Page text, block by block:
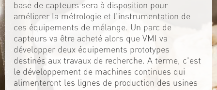
base de capteurs sera à disposition pour
améliorer la métrologie et l'instrumentation de
ces équipements de mélange. Un parc de
capteurs va être acheté alors que VMI va
développer deux équipements prototypes
destinés aux travaux de recherche. A terme, c'est
le développement de machines continues qui
alimenteront les lignes de production des usines